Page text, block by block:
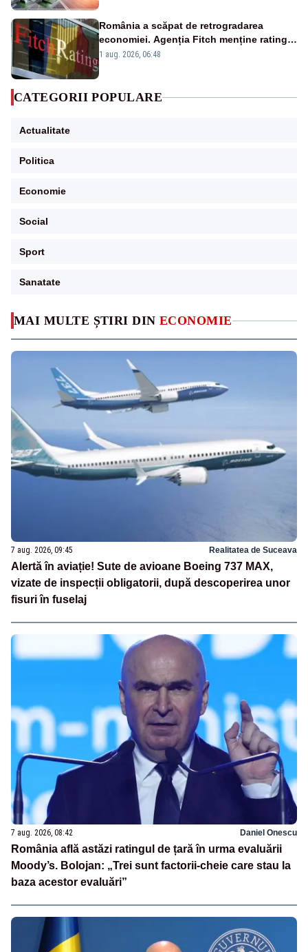
MAI MULTE ȘTIRI DIN ECONOMIE
7 aug. 2026, 09:45 Realitatea de Suceava
Alertă în aviație! Sute de avioane Boeing 737 MAX,
vizate de inspecții obligatorii, după descoperirea unor
fisuri în fuselaj
7 aug. 2026, 08:42 Daniel Onescu
România află astăzi ratingul de țară în urma evaluării
Moody’s. Bolojan: „Trei sunt factorii-cheie care stau la
baza acestor evaluări”
România a scăpat de retrogradarea
economiei. Agenția Fitch menține ratingul
„BBB-” cu perspectivă negativă
1 aug. 2026, 06:48
CATEGORII POPULARE
Actualitate
Politica
Economie
Social
Sport
Sanatate